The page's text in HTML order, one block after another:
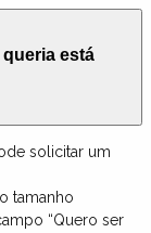
está
solicitar um
tamanho
“Quero ser